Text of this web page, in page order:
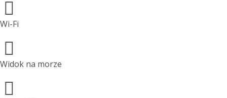
Wi-Fi
Widok na morze